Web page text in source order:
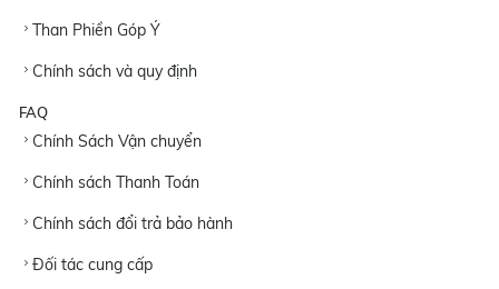
Than Phiền Góp Ý
Chính sách và quy định
FAQ
Chính Sách Vận chuyển
Chính sách Thanh Toán
Chính sách đổi trả bảo hành
Đối tác cung cấp